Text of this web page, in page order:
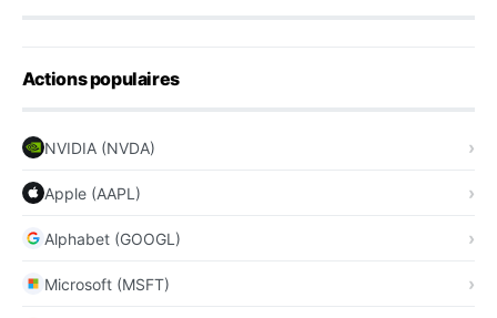
Actions populaires
NVIDIA (NVDA)
Apple (AAPL)
Alphabet (GOOGL)
Microsoft (MSFT)